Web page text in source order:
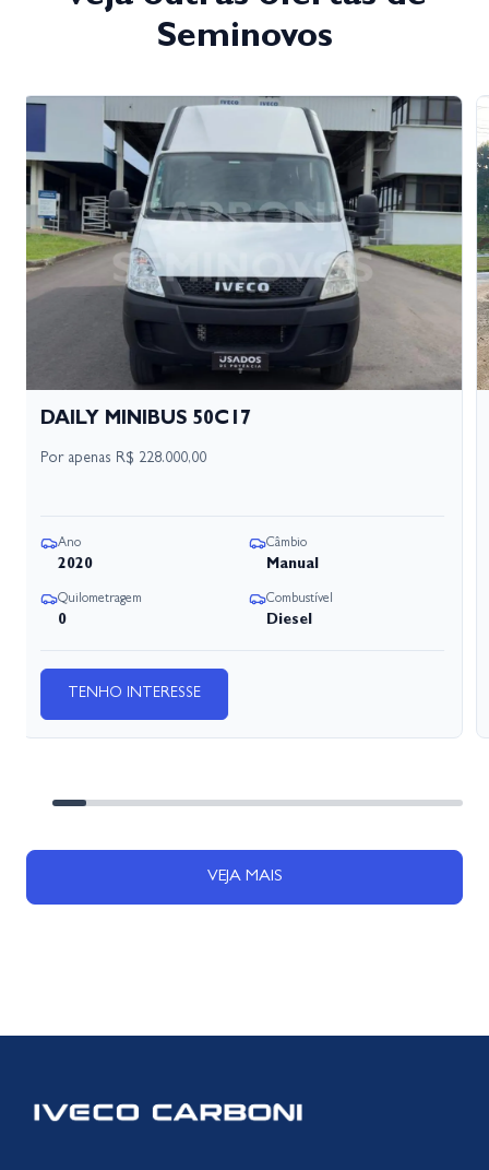
Seminovos
DAILY MINIBUS 50C17
Por apenas R$ 228.000,00
Ano
2020
Câmbio
Manual
Quilometragem
0
Combustível
Diesel
TENHO INTERESSE
VEJA MAIS